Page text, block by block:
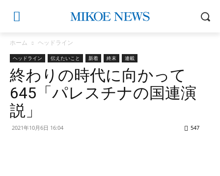
ホーム ヘッドライン
ヘッドライン 伝えたいこと 新着 終末 連載
終わりの時代に向かって
645「パレスチナの国連演
説」
2021年10月6日 16:04 547